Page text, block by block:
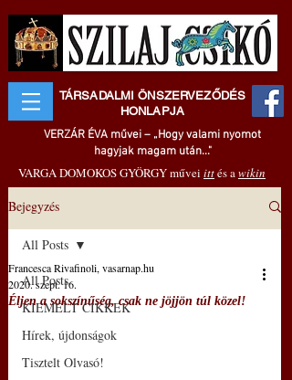
TÁRSADALMI ÖNSZERVEZŐDÉS
HONLAPJA
VERZÁR ÉVA művei – „Hogy valami nyomot
hagyjak magam után..."
VARGA DOMOKOS GYÖRGY művei ittés awikin
Bejegyzés
All Posts
KIEMELT CIKKEK
Hírek, újdonságok
Tisztelt Olvasó!
All Posts
Éljen a sokszínűség, csak ne jöjjön túl közel!
Francesca Rivafinoli, vasarnap.hu
2020. szept. 16.